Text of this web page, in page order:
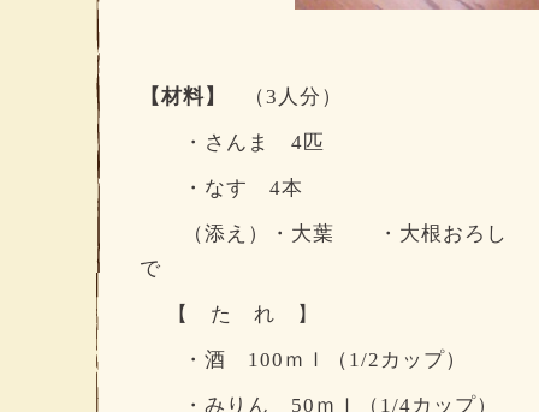
【材料】
（3人分）
・さんま 4匹
・なす 4本
（添え）・大葉 ・大根おろ
で
【 た れ 】
・酒 100ｍｌ（1/2カップ）
・みりん 50ｍｌ（1/4カップ）